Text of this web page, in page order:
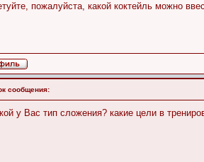
пожалуйста, какой коктейль можно
сообщения:
у Вас тип сложения? какие цели в